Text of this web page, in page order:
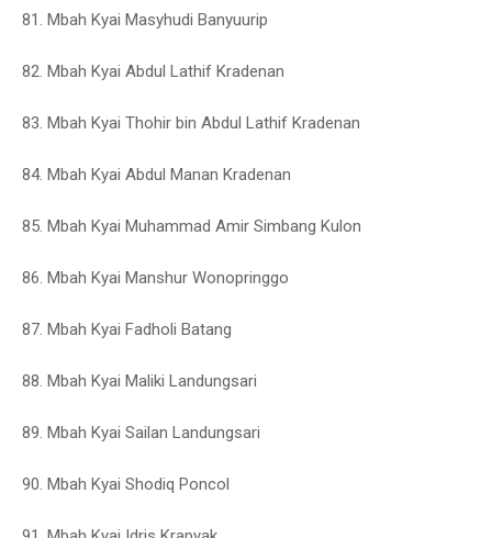
81. Mbah Kyai Masyhudi Banyuurip
82. Mbah Kyai Abdul Lathif Kradenan
83. Mbah Kyai Thohir bin Abdul Lathif Kradenan
84. Mbah Kyai Abdul Manan Kradenan
85. Mbah Kyai Muhammad Amir Simbang Kulon
86. Mbah Kyai Manshur Wonopringgo
87. Mbah Kyai Fadholi Batang
88. Mbah Kyai Maliki Landungsari
89. Mbah Kyai Sailan Landungsari
90. Mbah Kyai Shodiq Poncol